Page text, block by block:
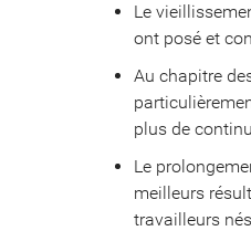
Le
ont posé et
Au chapitre
plus de
Le
meilleurs
travailleurs